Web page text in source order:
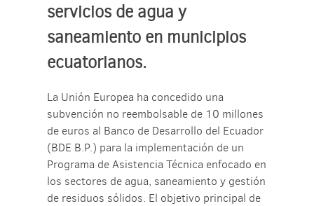
servicios de agua y
saneamiento en municipios
ecuatorianos.
La Unión Europea ha concedido una
subvención no reembolsable de 10 millones
de euros al Banco de Desarrollo del Ecuador
(BDE B.P.) para la implementación de un
Programa de Asistencia Técnica enfocado en
los sectores de agua, saneamiento y gestión
de residuos sólidos. El objetivo principal de